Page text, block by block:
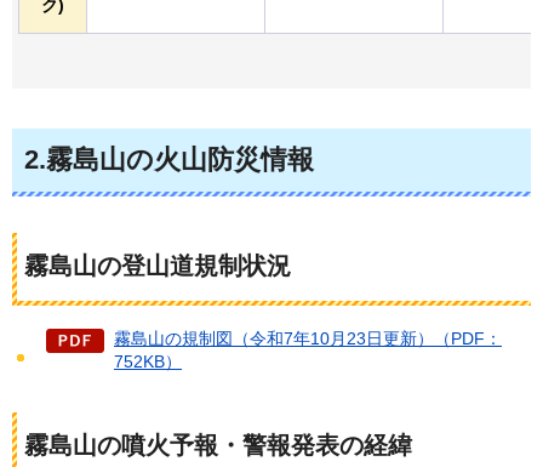
ク)
2.霧島山の火山防災情報
霧島山の登山道規制状況
霧島山の規制図（令和7年10月23日更新）（PDF：
752KB）
霧島山の噴火予報・警報発表の経緯